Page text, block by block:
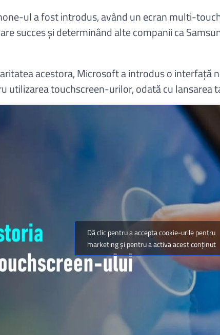
ul a fost introdus, având un ecran multi-
succes și determinând alte companii ca
acestora, Microsoft a introdus o interfață
utilizarea touchscreen-urilor, odată cu lansarea
Dă clic pentru a accepta cookie-urile pentru
marketing și pentru a activa acest conținut